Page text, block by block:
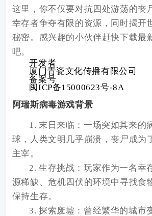
这里，你不仅要对抗四处游荡的丧
幸存者争夺有限的资源，同时揭开
秘密。感兴趣的小伙伴赶快下载最
吧。
开发者
厦门青瓷文化传播有限公司
备案号
闽ICP备15000623号-8A
阿瑞斯病毒游戏背景
1. 末日来临：一场突如其来的
球，人类文明几乎崩溃，丧尸成为
主宰。
2. 生存挑战：玩家作为一名幸
源稀缺、危机四伏的环境中寻找食
保持生存。
3. 探索废墟：曾经繁华的城市